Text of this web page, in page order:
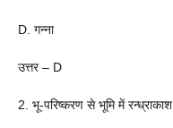
D. गन्ना
उत्तर – D
2. भू-परिष्करण से भूमि में रन्ध्राकाश